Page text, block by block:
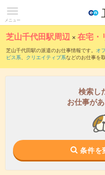
メニュー
芝山千代田駅周辺 ×在宅・
芝山千代田駅の派遣のお仕事情報です。 オ
ビス系、 クリエイティブ系などのお仕事を
検索し
お仕事が
条件を